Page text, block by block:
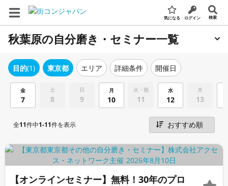
気になる ログイン 検索
秋葉原の自分磨き・セミナー一覧
目的(1) 東京都 エリア 詳細条件 開催日
金
7
土
8
日
9
月
10
火・祝
11
水
12
木
13
全11件中1-11件を表示
【オンラインセミナー】無料！30年のプロ